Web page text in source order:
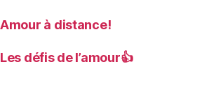
Amour à distance!
Les défis de l’amour👍